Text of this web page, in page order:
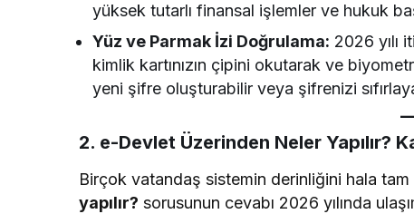
yüksek tutarlı finansal işlemler ve hukuk
Yüz ve Parmak İzi Doğrulama: 2026 yılı
kimlik kartınızın çipini okutarak ve
yeni şifre oluşturabilir veya şifrenizi
2. e-Devlet Üzerinden Neler Yapılır?
Birçok vatandaş sistemin derinliğini hala
yapılır? sorusunun cevabı 2026 yılında